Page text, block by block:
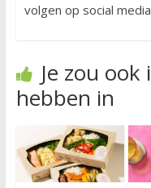
volgen op social
Je zou
hebben in